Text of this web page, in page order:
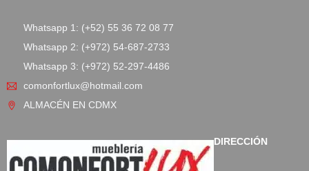
Whatsapp 1: (+52) 55 36 72 08 77
Whatsapp 2: (+972) 54-687-2733
Whatsapp 3: (+972) 52-297-4486
comonfortlux@hotmail.com
ALMACÉN EN CDMX
DIRECCIÓN